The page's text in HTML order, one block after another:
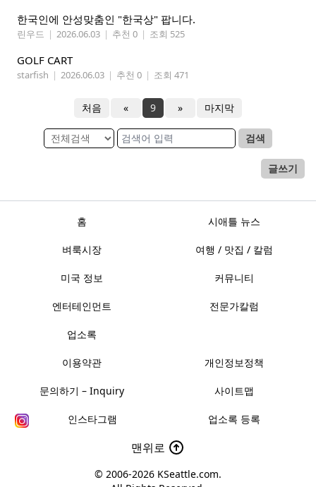
한국인에 안성맞춤인 "한국상" 팝니다.
린우드 | 2026.06.03 | 추천 0 | 조회 525
GOLF CART
starfish | 2026.06.03 | 추천 0 | 조회 471
처음 « 9 » 마지막
검색
글쓰기
홈 시애틀 뉴스
벼룩시장 여행 / 맛집 / 칼럼
미국 정보 커뮤니티
엔터테인먼트 전문가칼럼
업소록
이용약관 개인정보정책
문의하기 – Inquiry 사이트맵
인스타그램 업소록 등록
맨위로
© 2006-2026 KSeattle.com.